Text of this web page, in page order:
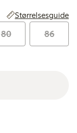
Størrelsesguide
80 86